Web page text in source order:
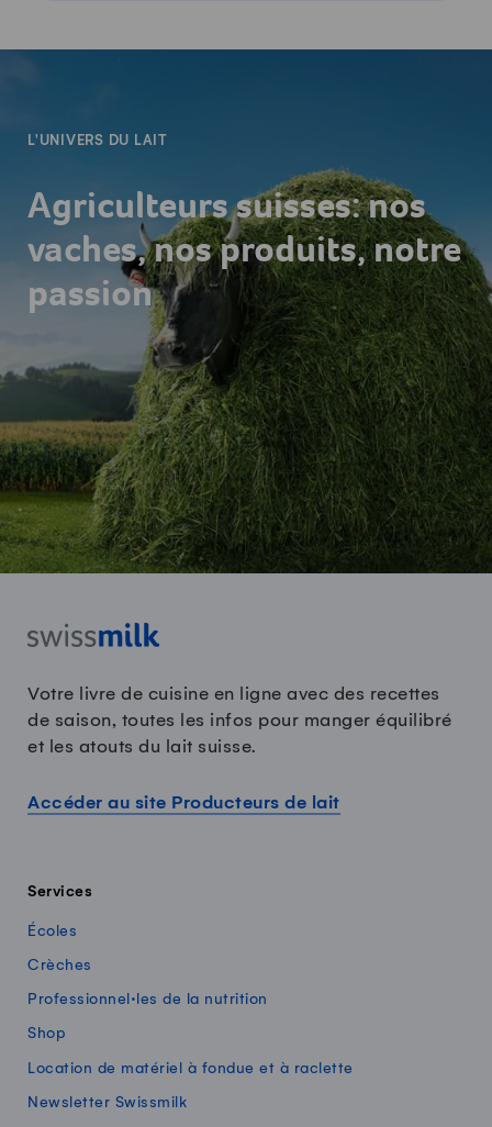
L'UNIVERS DU LAIT
Agriculteurs suisses: nos
vaches, nos produits, notre
passion
Votre livre de cuisine en ligne avec des recettes
de saison, toutes les infos pour manger équilibré
et les atouts du lait suisse.
Accéder au site Producteurs de lait
Services
Écoles
Crèches
Professionnel·les de la nutrition
Shop
Location de matériel à fondue et à raclette
Newsletter Swissmilk